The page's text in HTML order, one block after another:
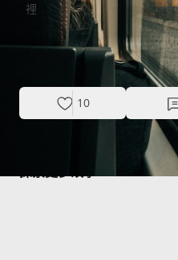
裡
Photo byAlisa Antononunsplash
10